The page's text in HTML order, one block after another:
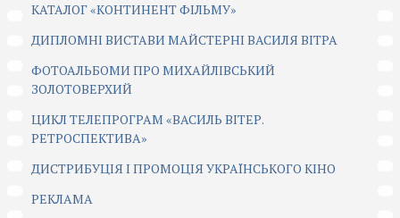
КАТАЛОГ «КОНТИНЕНТ ФІЛЬМУ»
ДИПЛОМНІ ВИСТАВИ МАЙСТЕРНІ ВАСИЛЯ ВІТРА
ФОТОАЛЬБОМИ ПРО МИХАЙЛІВСЬКИЙ
ЗОЛОТОВЕРХИЙ
ЦИКЛ ТЕЛЕПРОГРАМ «ВАСИЛЬ ВІТЕР.
РЕТРОСПЕКТИВА»
ДИСТРИБУЦІЯ І ПРОМОЦІЯ УКРАЇНСЬКОГО КІНО
РЕКЛАМА